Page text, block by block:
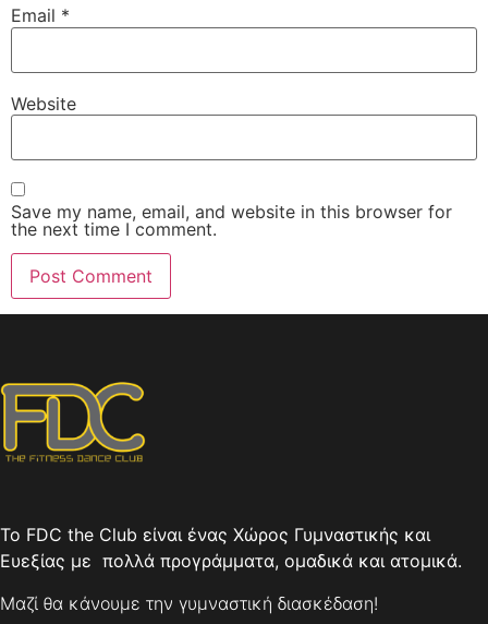
Email *
Website
Save my name, email, and website in this browser for
the next time I comment.
Το FDC the Club είναι ένας Χώρος Γυμναστικής και
Ευεξίας με πολλά προγράμματα, ομαδικά και ατομικά.
Μαζί θα κάνουμε την γυμναστική διασκέδαση!